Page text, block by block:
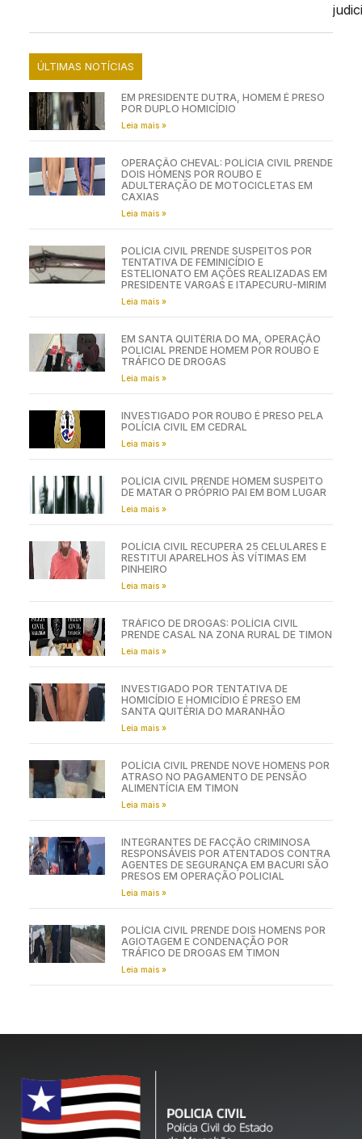
ÚLTIMAS NOTÍCIAS
EM PRESIDENTE DUTRA, HOMEM É PRESO
POR DUPLO HOMICÍDIO
Leia mais »
OPERAÇÃO CHEVAL: POLÍCIA CIVIL PRENDE
DOIS HOMENS POR ROUBO E
ADULTERAÇÃO DE MOTOCICLETAS EM
CAXIAS
Leia mais »
POLÍCIA CIVIL PRENDE SUSPEITOS POR
TENTATIVA DE FEMINICÍDIO E
ESTELIONATO EM AÇÕES REALIZADAS EM
PRESIDENTE VARGAS E ITAPECURU-MIRIM
Leia mais »
EM SANTA QUITÉRIA DO MA, OPERAÇÃO
POLICIAL PRENDE HOMEM POR ROUBO E
TRÁFICO DE DROGAS
Leia mais »
INVESTIGADO POR ROUBO É PRESO PELA
POLÍCIA CIVIL EM CEDRAL
Leia mais »
POLÍCIA CIVIL PRENDE HOMEM SUSPEITO
DE MATAR O PRÓPRIO PAI EM BOM LUGAR
Leia mais »
POLÍCIA CIVIL RECUPERA 25 CELULARES E
RESTITUI APARELHOS ÀS VÍTIMAS EM
PINHEIRO
Leia mais »
TRÁFICO DE DROGAS: POLÍCIA CIVIL
PRENDE CASAL NA ZONA RURAL DE TIMON
Leia mais »
INVESTIGADO POR TENTATIVA DE
HOMICÍDIO E HOMICÍDIO É PRESO EM
SANTA QUITÉRIA DO MARANHÃO
Leia mais »
POLÍCIA CIVIL PRENDE NOVE HOMENS POR
ATRASO NO PAGAMENTO DE PENSÃO
ALIMENTÍCIA EM TIMON
Leia mais »
INTEGRANTES DE FACÇÃO CRIMINOSA
RESPONSÁVEIS POR ATENTADOS CONTRA
AGENTES DE SEGURANÇA EM BACURI SÃO
PRESOS EM OPERAÇÃO POLICIAL
Leia mais »
POLÍCIA CIVIL PRENDE DOIS HOMENS POR
AGIOTAGEM E CONDENAÇÃO POR
TRÁFICO DE DROGAS EM TIMON
Leia mais »